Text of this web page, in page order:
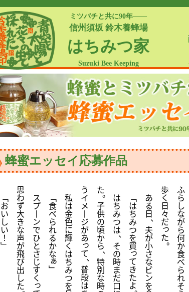
ミツバチと共に90年――
信州須坂 鈴木養蜂場
はちみつ家
Suzuki Bee Keeping
蜂蜜エッセイ応募作品
ふ
ら
し
な
が
ら
何
か
食
べ
ら
れ
そ
歩
く
日
々
だ
っ
た。
あ
る
日、
夫
が
小
さ
な
ビ
ン
を
﹁
は
ち
み
つ
を
買
っ
て
き
た
よ。
は
ち
み
つ
は、
そ
の
時
ま
だ
口
た。
子
供
の
頃
か
ら、
特
別
な
時
う
イ
メ
丨
ジ
が
あ
っ
て、
普
段
は
私
は
金
色
に
輝
く
は
ち
み
つ
を
﹁
食
べ
ら
れ
る
か
な
ぁ
﹂
ス
プ
丨
ン
で
ひ
と
さ
じ
す
く
っ
思
わ
ず
大
き
な
声
が
飛
び
出
し
た。
﹁
お
い
し
い
！
﹂